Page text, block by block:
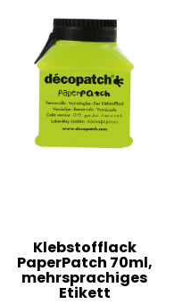
Klebstofflack
PaperPatch 70ml,
mehrsprachiges
Etikett